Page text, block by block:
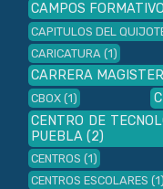
CAMPOS
CAPITULOS DEL
CARICATURA (1)
CARRERA
CBOX (1)
CENTRO DE
PUEBLA (2)
CENTROS (1)
CENTROS ESCOLARES (1)